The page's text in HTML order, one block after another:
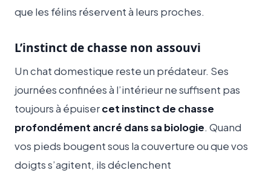
que les félins réservent à leurs proches.
L’instinct de chasse non assouvi
Un chat domestique reste un prédateur. Ses
journées confinées à l’intérieur ne suffisent pas
toujours à épuisercet instinct de chasse
profondément ancré dans sa biologie. Quand
vos pieds bougent sous la couverture ou que vos
doigts s’agitent, ils déclenchent